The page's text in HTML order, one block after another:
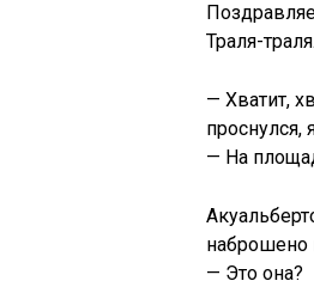
Траля-
— Хватит,
проснулся,
— На
наброшено
— Это она?